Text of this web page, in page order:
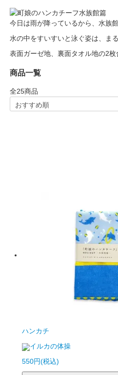
今日は雨が降っているから、水族
水の中をすいすいと泳ぐ姿は、ま
表面ガーゼ地、裏面タオル地の2枚
商品一覧
全25商品
ハンカチ
イルカの体操
550円(税込)